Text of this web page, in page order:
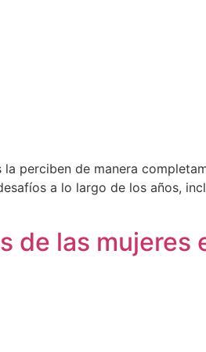
perciben de manera
a lo largo de los años,
de las mujeres